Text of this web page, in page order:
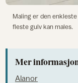
Maling er den
fleste gulv kan males.
Mer
Alanor